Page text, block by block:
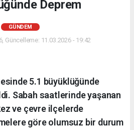
Deprem
GÜNDEM
Güncelleme: 11.03.2026 - 19:42
5.1 büyüklüğünde
Sabah saatlerinde yaşanan
ve çevre ilçelerde
göre olumsuz bir durum